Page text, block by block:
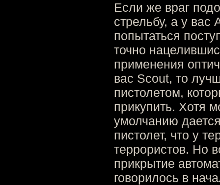
Если же враг
стрельбу, а у вас
попытаться
точно
применения
вас Scout, то
пистолетом,
прикупить. Хотя
умолчанию
пистолет, что у
террористов. Но
прикрытие
говорилось в